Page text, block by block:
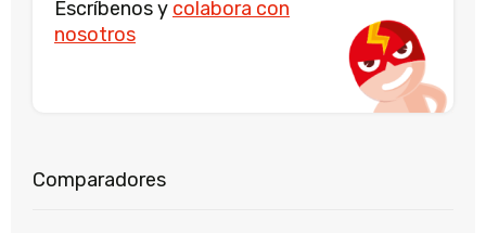
Escríbenos y colabora con
nosotros